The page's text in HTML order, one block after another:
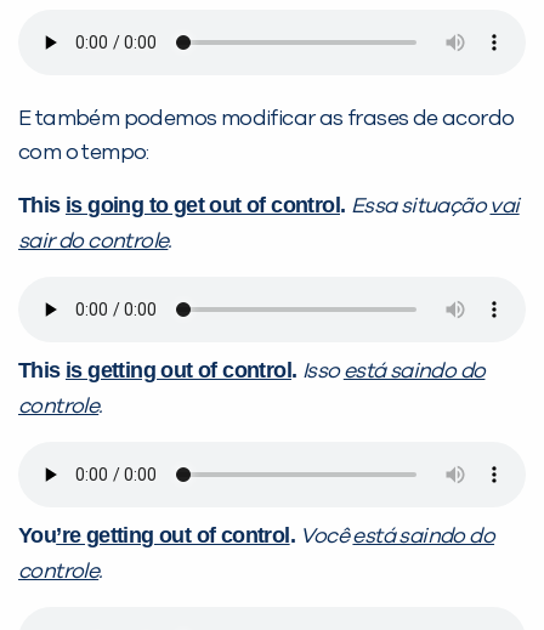
E também podemos modificar as frases de acordo
com o tempo:
This is going to get out of control . Essa situaçãovai
sair do controle.
This is getting out of control . Issoestá saindo do
controle.
You’re getting out of control . Vocêestá saindo do
controle.